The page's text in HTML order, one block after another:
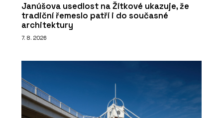
Janúšova usedlost na Žítkové ukazuje, že
tradiční řemeslo patří i do současné
architektury
7. 8. 2026